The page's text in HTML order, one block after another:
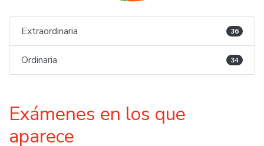
Extraordinaria 36
Ordinaria 34
Exámenes en los que
aparece